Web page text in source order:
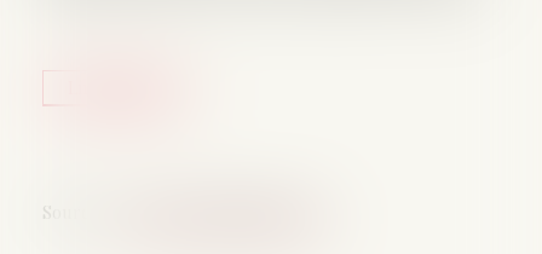
Source :